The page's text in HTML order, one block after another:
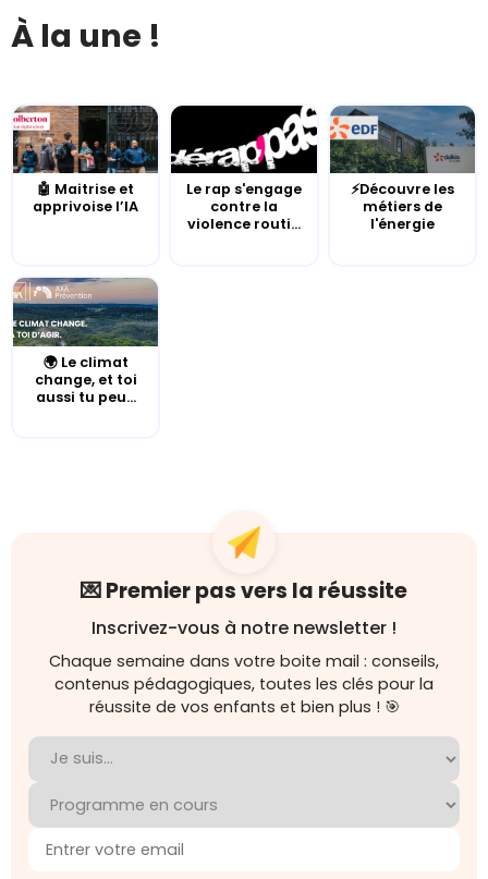
À la une !
🤖 Maitrise et
apprivoise l’IA
Le rap s'engage
contre la
violence routi...
⚡Découvre les
métiers de
l'énergie
🌍 Le climat
change, et toi
aussi tu peu...
💌 Premier pas vers la réussite
Inscrivez-vous à notre newsletter !
Chaque semaine dans votre boite mail : conseils,
contenus pédagogiques, toutes les clés pour la
réussite de vos enfants et bien plus ! 🎯